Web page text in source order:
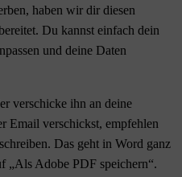
haben wir dir diesen
Du kannst einfach dein
und deine Daten
verschicke ihn an deine
Email verschickst, empfehlen
Das geht in Word ganz
„Als Adobe PDF speichern“.